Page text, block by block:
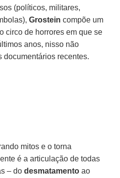
(políticos, militares,
Grostein compõe um
circo de horrores em que se
anos, nisso não
documentários recentes.
mitos e o torna
é a articulação de todas
– dodesmatamento ao